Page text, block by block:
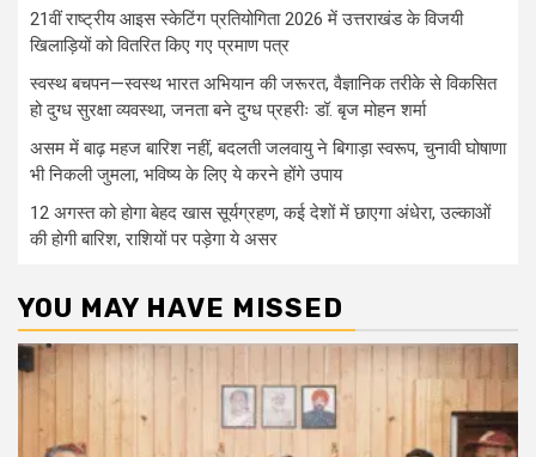
21वीं राष्ट्रीय आइस स्केटिंग प्रतियोगिता 2026 में उत्तराखंड के विजयी
खिलाड़ियों को वितरित किए गए प्रमाण पत्र
स्वस्थ बचपन—स्वस्थ भारत अभियान की जरूरत, वैज्ञानिक तरीके से विकसित
हो दुग्ध सुरक्षा व्यवस्था, जनता बने दुग्ध प्रहरीः डॉ. बृज मोहन शर्मा
असम में बाढ़ महज बारिश नहीं, बदलती जलवायु ने बिगाड़ा स्वरूप, चुनावी घोषाणा
भी निकली जुमला, भविष्य के लिए ये करने होंगे उपाय
12 अगस्त को होगा बेहद खास सूर्यग्रहण, कई देशों में छाएगा अंधेरा, उल्काओं
की होगी बारिश, राशियों पर पड़ेगा ये असर
YOU MAY HAVE MISSED